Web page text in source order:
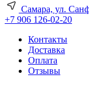
Самара, ул.
+7 906 126-02-20
Контакты
Доставка
Оплата
Отзывы